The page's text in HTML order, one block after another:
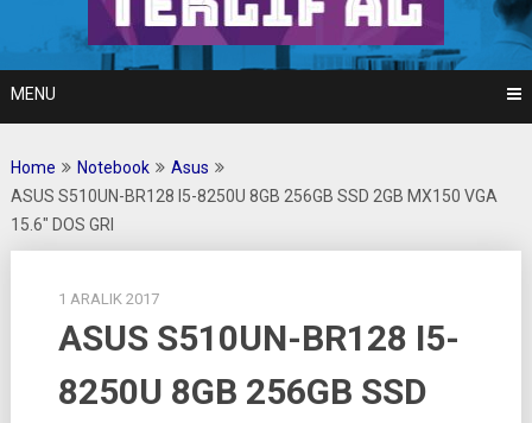
MENU
Home Notebook
Asus
ASUS S510UN-BR128 I5-8250U 8GB 256GB SSD 2GB MX150 VGA
15.6″ DOS GRI
1 ARALIK 2017
ASUS S510UN-BR128 I5-
8250U 8GB 256GB SSD